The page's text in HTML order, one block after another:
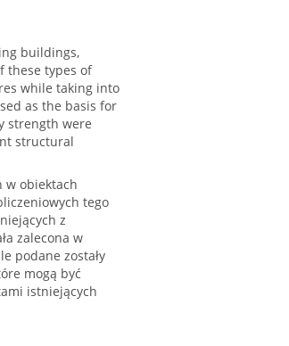
buildings,
these types of
while taking into
as the basis for
strength were
structural
w obiektach
tego
z
zalecona w
podane zostały
mogą być
istniejących